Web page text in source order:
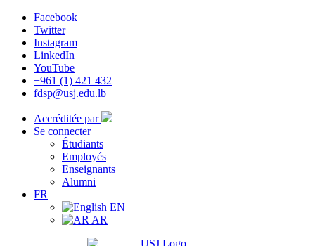
Facebook
Twitter
Instagram
LinkedIn
YouTube
+961 (1) 421 432
fdsp@usj.edu.lb
Accréditée par
Se connecter
Étudiants
Employés
Enseignants
Alumni
FR
EN
AR